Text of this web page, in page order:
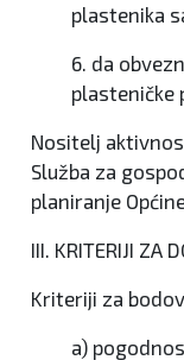
plastenika
6. da
plasteničke
Nositelj
Služba za
planiranje
III. KRITERIJI ZA
Kriteriji za
a)